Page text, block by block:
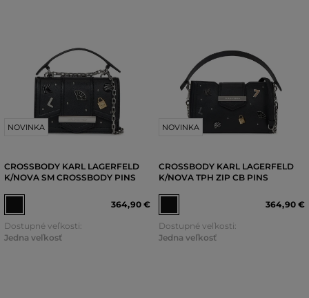
NOVINKA
CROSSBODY KARL LAGERFELD
K/NOVA SM CROSSBODY PINS
364,90 €
Dostupné veľkosti:
Jedna veľkosť
NOVINKA
CROSSBODY KARL LAGERFELD
K/NOVA TPH ZIP CB PINS
364,90 €
Dostupné veľkosti:
Jedna veľkosť